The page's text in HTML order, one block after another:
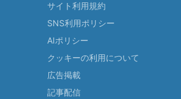
サイト利用規約
SNS利用ポリシー
AIポリシー
クッキーの利用について
広告掲載
記事配信